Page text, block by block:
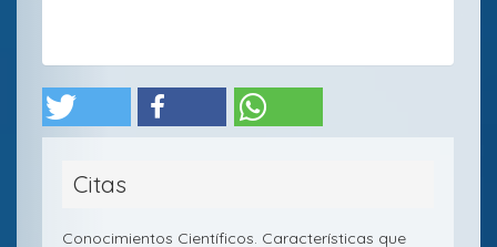
Citas
Conocimientos Científicos. Características que